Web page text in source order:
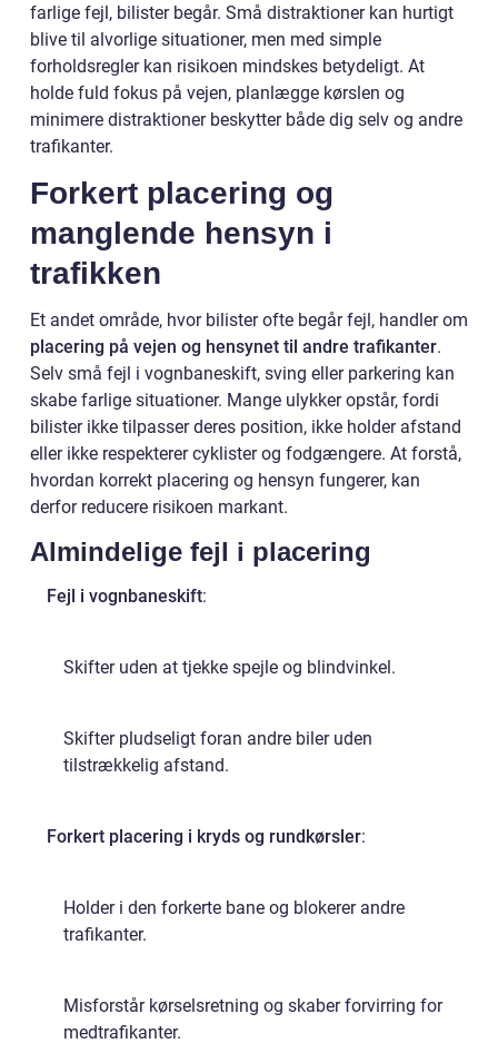
farlige fejl, bilister begår. Små distraktioner kan hurtigt
blive til alvorlige situationer, men med simple
forholdsregler kan risikoen mindskes betydeligt. At
holde fuld fokus på vejen, planlægge kørslen og
minimere distraktioner beskytter både dig selv og andre
trafikanter.
Forkert placering og
manglende hensyn i
trafikken
Et andet område, hvor bilister ofte begår fejl, handler om
placering på vejen og hensynet til andre trafikanter.
Selv små fejl i vognbaneskift, sving eller parkering kan
skabe farlige situationer. Mange ulykker opstår, fordi
bilister ikke tilpasser deres position, ikke holder afstand
eller ikke respekterer cyklister og fodgængere. At forstå,
hvordan korrekt placering og hensyn fungerer, kan
derfor reducere risikoen markant.
Almindelige fejl i placering
Fejl i vognbaneskift:
Skifter uden at tjekke spejle og blindvinkel.
Skifter pludseligt foran andre biler uden
tilstrækkelig afstand.
Forkert placering i kryds og rundkørsler:
Holder i den forkerte bane og blokerer andre
trafikanter.
Misforstår kørselsretning og skaber forvirring for
medtrafikanter.